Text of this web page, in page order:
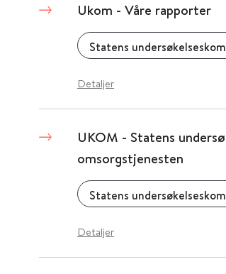
Ukom - Våre rapporter
Detaljer
UKOM - Statens
omsorgstjenesten
Detaljer